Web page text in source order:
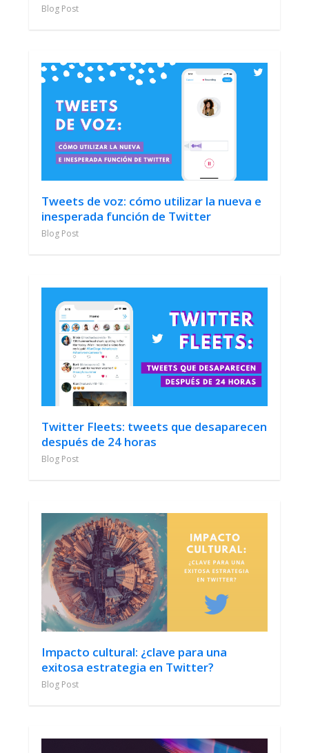
Blog Post
Tweets de voz: cómo utilizar la nueva e
inesperada función de Twitter
Blog Post
Twitter Fleets: tweets que desaparecen
después de 24 horas
Blog Post
Impacto cultural: ¿clave para una
exitosa estrategia en Twitter?
Blog Post